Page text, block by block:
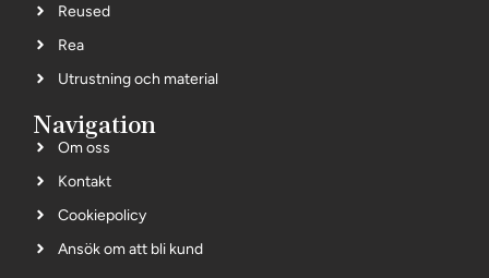
Reused
Rea
Utrustning och material
Navigation
Om oss
Kontakt
Cookiepolicy
Ansök om att bli kund